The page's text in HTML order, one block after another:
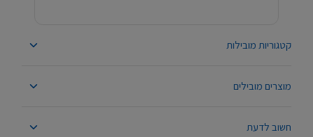
קטגוריות מובילות
מוצרים מובילים
חשוב לדעת